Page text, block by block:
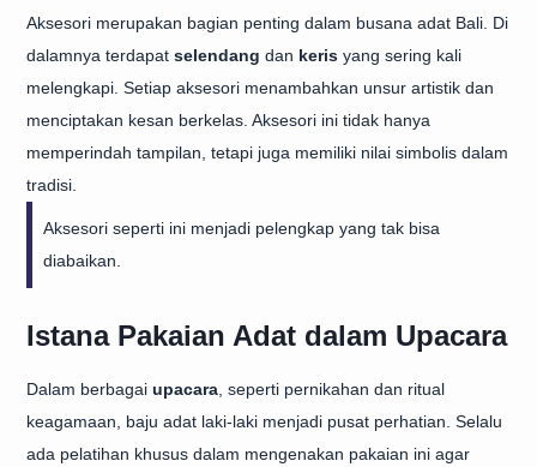
Aksesori merupakan bagian penting dalam busana adat Bali. Di
dalamnya terdapat selendang dan keris yang sering kali
melengkapi. Setiap aksesori menambahkan unsur artistik dan
menciptakan kesan berkelas. Aksesori ini tidak hanya
memperindah tampilan, tetapi juga memiliki nilai simbolis dalam
tradisi.
Aksesori seperti ini menjadi pelengkap yang tak bisa
diabaikan.
Istana Pakaian Adat dalam Upacara
Dalam berbagai upacara , seperti pernikahan dan ritual
keagamaan, baju adat laki-laki menjadi pusat perhatian. Selalu
ada pelatihan khusus dalam mengenakan pakaian ini agar